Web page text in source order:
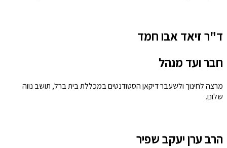
ד"ר זיאד אבו חמד
חבר ועד מנהל
מרצה לחינוך ולשעבר דיקאן הסטודנטים במכללת בית ברל, תושב נווה
שלום.
הרב ערן יעקב שפיר